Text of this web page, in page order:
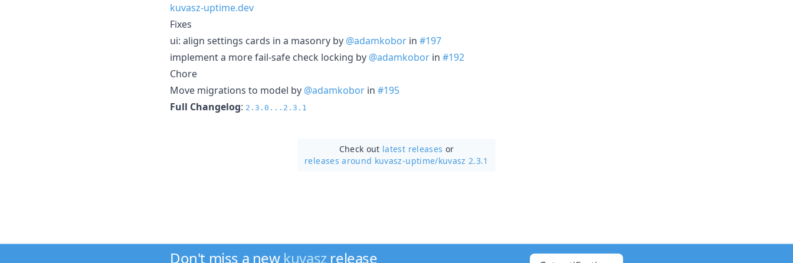
kuvasz-uptime.dev
Fixes
ui: align settings cards in a masonry by @adamkobor in #197
implement a more fail-safe check locking by @adamkobor in #192
Chore
Move migrations to model by @adamkobor in #195
Full Changelog: 2.3.0...2.3.1
Check out latest releases or
releases around kuvasz-uptime/kuvasz 2.3.1
Don't miss a new kuvaszrelease